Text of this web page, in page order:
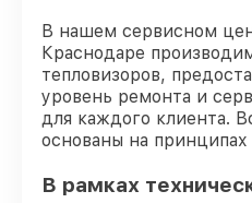
В нашем сервисном
Краснодаре
тепловизоров,
уровень ремонта и
для каждого клиента.
основаны на
В рамках